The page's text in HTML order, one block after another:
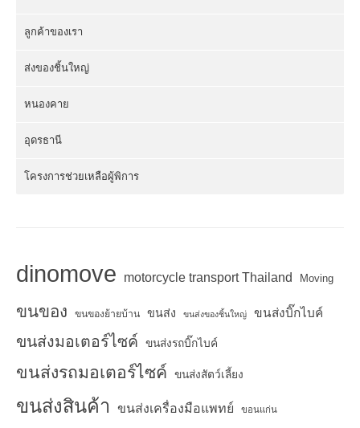
ลูกค้าของเรา
ส่งของชิ้นใหญ่
หนองคาย
อุดรธานี
โครงการช่วยเหลือผู้พิการ
dinomove motorcycle transport Thailand Moving
ขนของ ขนของย้ายบ้าน ขนส่ง ขนส่งของชิ้นใหญ่ ขนส่งบิ๊กไบค์
ขนส่งมอเตอร์ไซค์ ขนส่งรถบิ๊กไบค์
ขนส่งรถมอเตอร์ไซค์ ขนส่งสัตว์เลี้ยง
ขนส่งสินค้า ขนส่งเครื่องมือแพทย์ ขอนแก่น